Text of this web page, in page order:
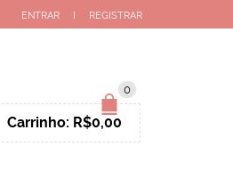
ENTRAR REGISTRAR
0
Carrinho: R$0,00